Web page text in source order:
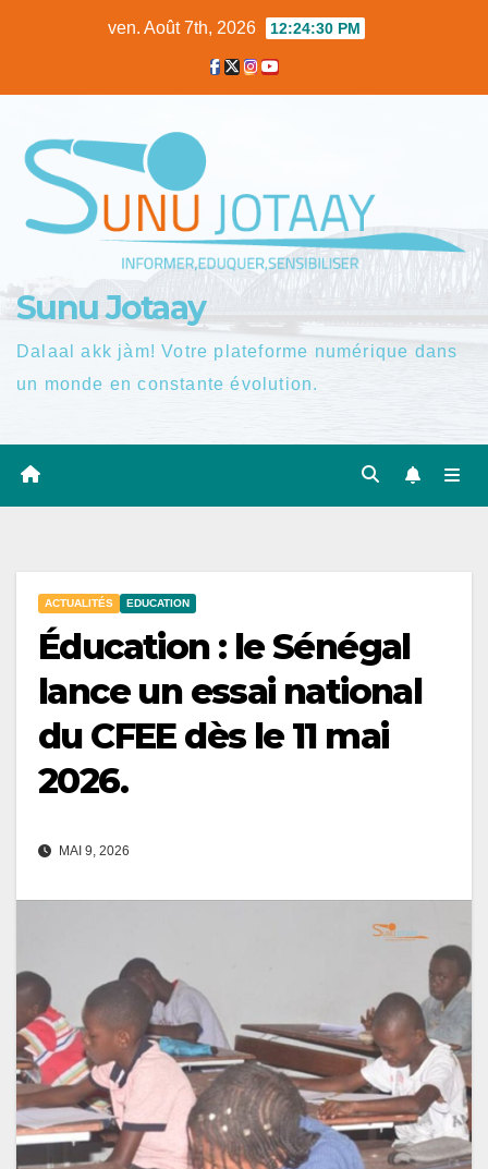
ven. Août 7th, 2026 12:24:31 PM
Sunu Jotaay
Dalaal akk jàm! Votre plateforme numérique dans
un monde en constante évolution.
ACTUALITÉS EDUCATION
Éducation : le Sénégal
lance un essai national
du CFEE dès le 11 mai
2026.
MAI 9, 2026